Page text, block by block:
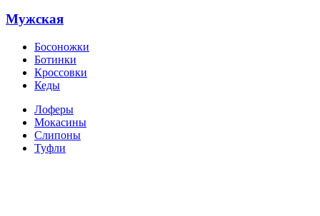
Мужская
Босоножки
Ботинки
Кроссовки
Кеды
Лоферы
Мокасины
Слипоны
Туфли